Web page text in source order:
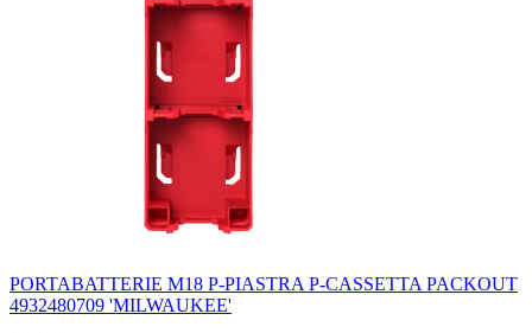
PORTABATTERIE M18 P-PIASTRA P-CASSETTA PACKOUT
4932480709 'MILWAUKEE'